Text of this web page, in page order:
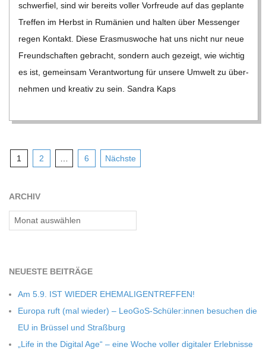
schwer­fiel, sind wir bereits vol­ler Vor­freude auf das geplante
Tref­fen im Herbst in Rumä­nien und hal­ten über Mes­sen­ger
regen Kon­takt. Diese Eras­mus­wo­che hat uns nicht nur neue
Freund­schaf­ten gebracht, son­dern auch gezeigt, wie wich­tig
es ist, gemein­sam Ver­ant­wor­tung für unsere Umwelt zu über­
neh­men und krea­tiv zu sein. San­dra Kaps
Seitennummerierung
1 2 … 6 Nächste
ARCHIV
Archiv
NEU­ESTE BEITRÄGE
Am 5.9. IST WIEDER EHEMALIGENTREFFEN!
Europa ruft (mal wie­der) – LeoGoS-Schüler:innen besu­chen die
EU in Brüs­sel und Straßburg
„Life in the Digi­tal Age“ – eine Woche vol­ler digi­ta­ler Erleb­nisse